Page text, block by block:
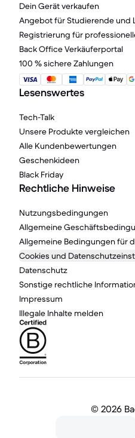
Dein Gerät verkaufen
Angebot für Studierende und
Registrierung für
Back Office Verkäuferportal
100 % sichere Zahlungen
Lesenswertes
Tech-Talk
Unsere Produkte vergleichen
Alle Kundenbewertungen
Geschenkideen
Black Friday
Rechtliche Hinweise
Nutzungsbedingungen
Allgemeine
Allgemeine Bedingungen für
Cookies und
Datenschutz
Sonstige rechtliche
Impressum
Illegale Inhalte melden
© 2026